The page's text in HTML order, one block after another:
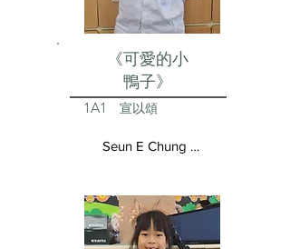
《可愛的小
鴨子》
1A1 宣以頌
Seun E Chung Aston